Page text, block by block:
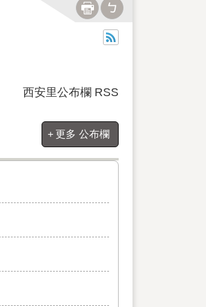
西安里公布欄 RSS
更多 公布欄